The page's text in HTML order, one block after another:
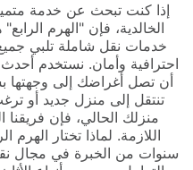
إذا كنت تبحث عن خدمة
الخالدية، فإن "الهرم
خدمات نقل شاملة تلبي
احترافية وأمان. نستخدم
أن تصل أغراضك إلى
تنتقل إلى منزل جديد أو
منزلك الحالي، فإن
سنوات من الخبرة في مجال